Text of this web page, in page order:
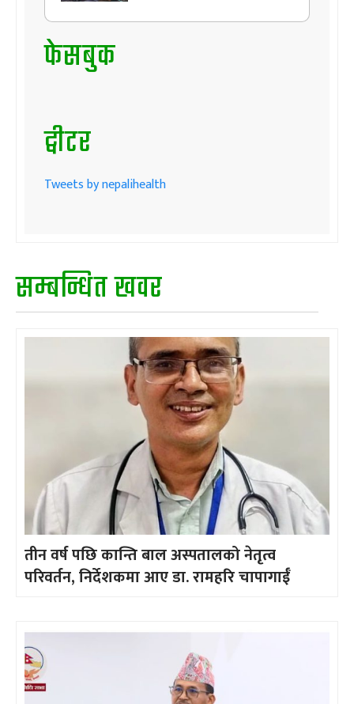
फेसबुक
ट्वीटर
Tweets by nepalihealth
सम्बन्धित खवर
तीन वर्ष पछि कान्ति बाल अस्पतालको नेतृत्व
परिवर्तन, निर्देशकमा आए डा. रामहरि चापागाईँ